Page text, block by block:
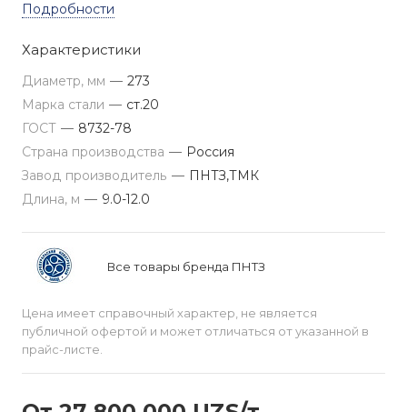
Подробности
Характеристики
Диаметр, мм — 273
Марка стали — ст.20
ГОСТ — 8732-78
Страна производства — Россия
Завод производитель — ПНТЗ,ТМК
Длина, м — 9.0-12.0
Все товары бренда ПНТЗ
Цена имеет справочный характер, не является
публичной офертой и может отличаться от указанной в
прайс-листе.